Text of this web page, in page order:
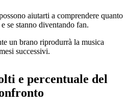
aiutarti a comprendere quanto
se stanno diventando fan.
un brano riprodurrà la musica
successivi.
e percentuale del